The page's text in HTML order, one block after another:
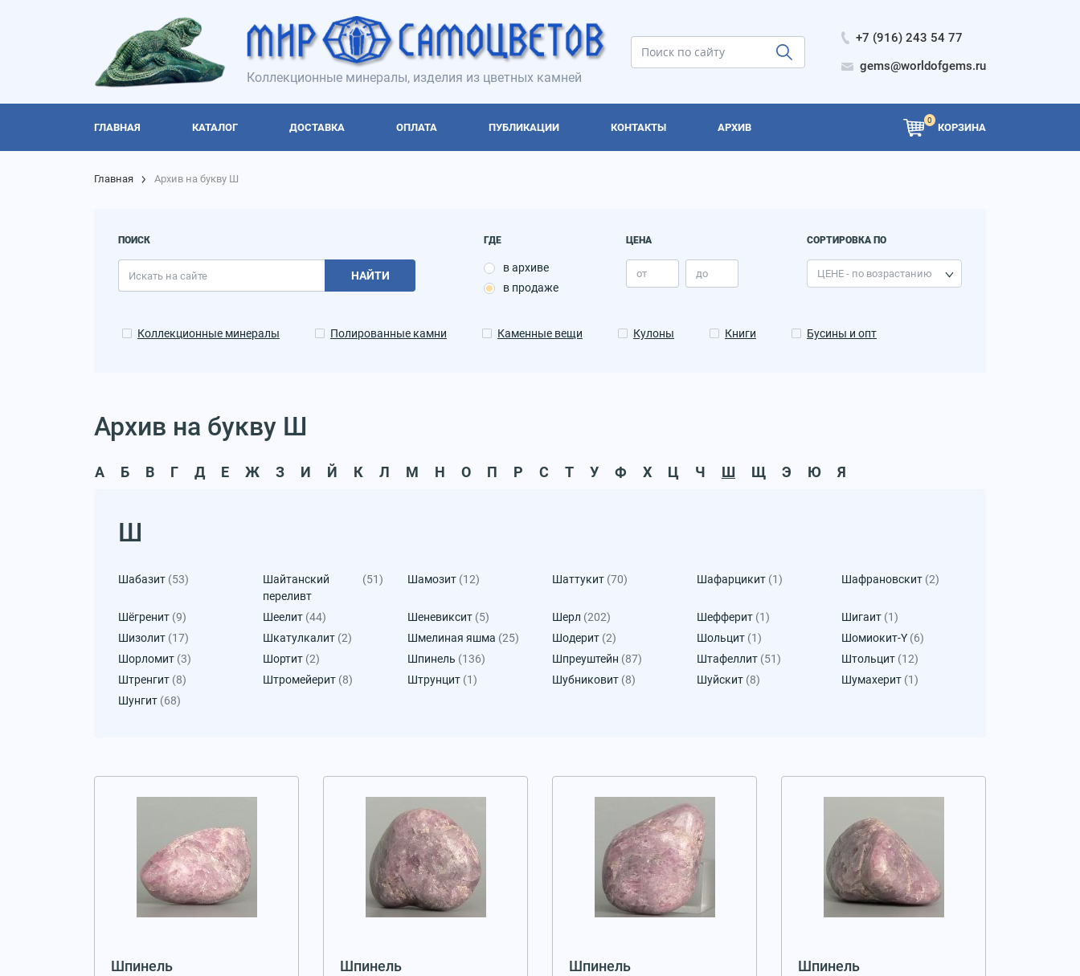
Коллекционные минералы, изделия из цветных камней
+7 (916) 243 54 77
gems@worldofgems.ru
ГЛАВНАЯ КАТАЛОГ ДОСТАВКА ОПЛАТА ПУБЛИКАЦИИ КОНТАКТЫ АРХИВ
0
КОРЗИНА
Главная Архив на букву Ш
ПОИСК
НАЙТИ
ГДЕ
в архиве
в продаже
ЦЕНА СОРТИРОВКА ПО
Коллекционные минералы Полированные камни Каменные вещи Кулоны Книги Бусины и опт
Архив на букву Ш
А Б В Г Д Е Ж З И Й К Л М Н О П Р С Т У Ф Х Ц Ч Ш Щ Э Ю Я
Ш
Шабазит (53)
Шайтанский
переливт
(51) Шамозит (12) Шаттукит (70) Шафарцикит (1) Шафрановскит (2)
Шёгренит (9) Шеелит (44) Шеневиксит (5) Шерл (202) Шефферит (1) Шигаит (1)
Шизолит (17) Шкатулкалит (2) Шмелиная яшма (25) Шодерит (2) Шольцит (1) Шомиокит-Y (6)
Шорломит (3) Шортит (2) Шпинель (136) Шпреуштейн (87) Штафеллит (51) Штольцит (12)
Штренгит (8) Штромейерит (8) Штрунцит (1) Шубниковит (8) Шуйскит (8) Шумахерит (1)
Шунгит (68)
Шпинель Шпинель Шпинель Шпинель